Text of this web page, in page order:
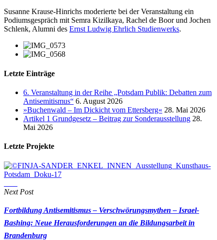
Susanne Krause-Hinrichs moderierte bei der Veranstaltung ein
Podiumsgespräch mit Semra Kizilkaya, Rachel de Boor und Jochen
Schlenk, Alumni des Ernst Ludwig Ehrlich Studienwerks.
Letzte Einträge
6. Veranstaltung in der Reihe „Potsdam Publik: Debatten zum
Antisemitismus“ 6. August 2026
»Buchenwald – Im Dickicht vom Ettersberg« 28. Mai 2026
Artikel 1 Grundgesetz – Beitrag zur Sonderausstellung 28.
Mai 2026
Letzte Projekte
Next Post
Fortbildung Antisemitismus – Verschwörungsmythen – Israel-
Bashing: Neue Herausforderungen an die Bildungsarbeit in
Brandenburg